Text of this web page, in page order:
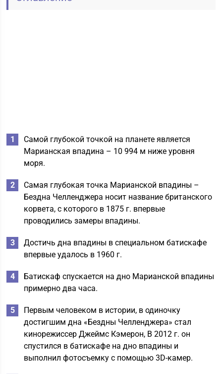
Самой глубокой точкой на планете является
Марианская впадина – 10 994 м ниже уровня
моря.
Самая глубокая точка Марианской впадины –
Бездна Челленджера носит название британского
корвета, с которого в 1875 г. впервые
проводились замеры впадины.
Достичь дна впадины в специальном батискафе
впервые удалось в 1960 г.
Батискаф спускается на дно Марианской впадины
примерно два часа.
Первым человеком в истории, в одиночку
достигшим дна «Бездны Челленджера» стал
кинорежиссер Джеймс Кэмерон, В 2012 г. он
спустился в батискафе на дно впадины и
выполнил фотосъемку с помощью 3D-камер.